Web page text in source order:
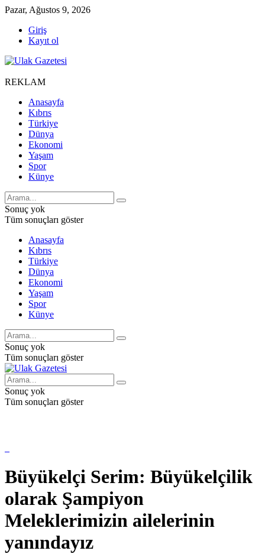
Pazar, Ağustos 9, 2026
Giriş
Kayıt ol
REKLAM
Anasayfa
Kıbrıs
Türkiye
Dünya
Ekonomi
Yaşam
Spor
Künye
Sonuç yok
Tüm sonuçları göster
Anasayfa
Kıbrıs
Türkiye
Dünya
Ekonomi
Yaşam
Spor
Künye
Sonuç yok
Tüm sonuçları göster
Sonuç yok
Tüm sonuçları göster
Büyükelçi Serim: Büyükelçilik
olarak Şampiyon
Meleklerimizin ailelerinin
yanındayız